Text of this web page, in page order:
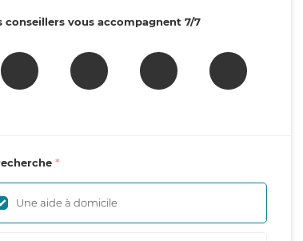
conseillers vous accompagnent 7/7
Une aide à domicile